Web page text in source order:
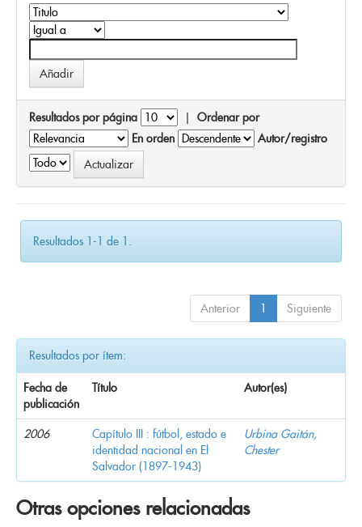
Resultados por página | Ordenar por
En orden
Autor/registro
Resultados 1-1 de 1.
Anterior 1 Siguiente
Resultados por ítem:
Fecha de
publicación
Título Autor(es)
2006
Capítulo III : fútbol, estado e
identidad nacional en El
Salvador (1897-1943)
Urbina Gaitán,
Chester
Otras opciones relacionadas